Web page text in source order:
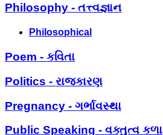
Philosophy - તત્ત્વજ્ઞાન
Philosophical
Poem - કવિતા
Politics - રાજકારણ
Pregnancy - ગર્ભાવસ્થા
Public Speaking - વક્તુત્વ કળા